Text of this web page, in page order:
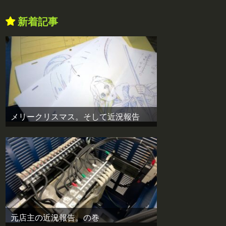
新着記事
メリークリスマス。そして近況報告
元店主の近況報告。の巻